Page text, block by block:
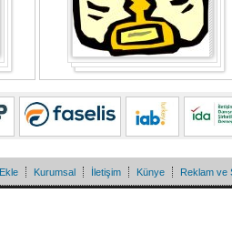
Kurumsal İletişim Künye Reklam ve